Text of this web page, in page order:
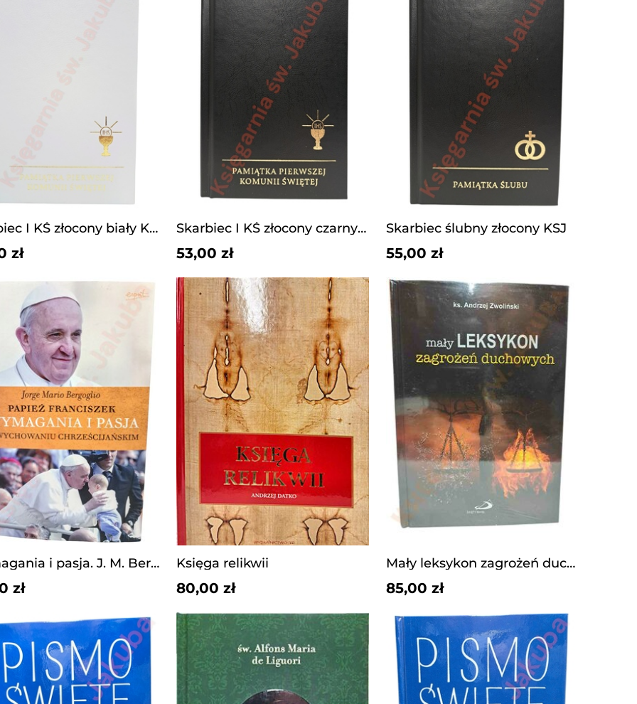
Skarbiec I KŚ złocony biały KSJ
zł
Skarbiec I KŚ złocony czarny KSJ
53,00 zł
Skarbiec ślubny złocony KSJ
55,00 zł
Wymagania i pasja. J. M. Bergoglio
zł
Księga relikwii
80,00 zł
Mały leksykon zagrożeń duchowych.
85,00 zł